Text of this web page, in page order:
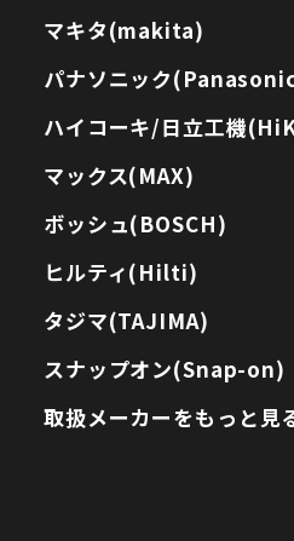
マキタ(makita)
パナソニック
ハイコーキ/日立工機
マックス(MAX)
ボッシュ(BOSCH)
ヒルティ(Hilti)
タジマ(TAJIMA)
スナップオン(Snap-on)
取扱メーカーをもっと見